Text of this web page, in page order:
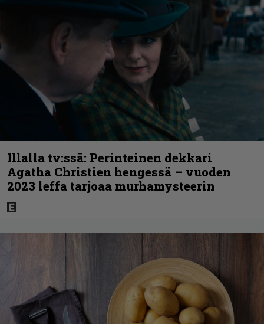
Illalla tv:ssä: Perinteinen dekkari
Agatha Christien hengessä – vuoden
2023 leffa tarjoaa murhamysteerin